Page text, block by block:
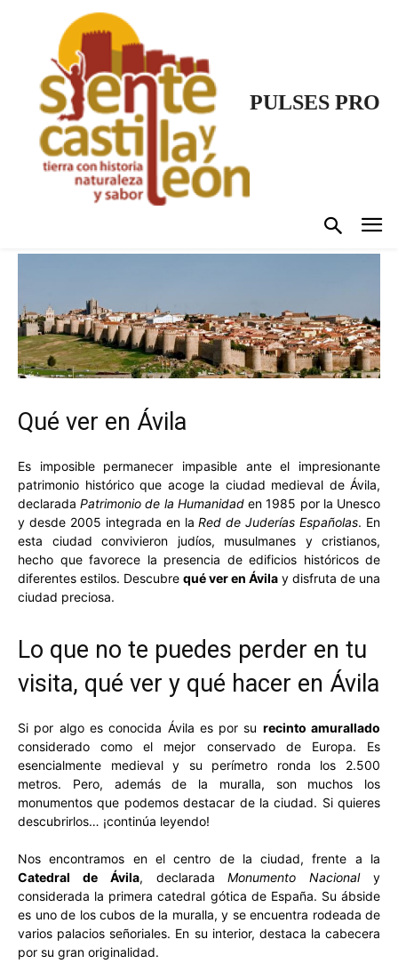
PULSES PRO
Qué ver en Ávila
Es imposible permanecer impasible ante el impresionante
patrimonio histórico que acoge la ciudad medieval de Ávila,
declaradaPatrimonio de la Humanidaden 1985 por la Unesco
y desde 2005 integrada en laRed de Juderías Españolas. En
esta ciudad convivieron judíos, musulmanes y cristianos,
hecho que favorece la presencia de edificios históricos de
diferentes estilos. Descubre qué ver en Ávila y disfruta de una
ciudad preciosa.
Lo que no te puedes perder en tu
visita, qué ver y qué hacer en Ávila
Si por algo es conocida Ávila es por su recinto amurallado
considerado como el mejor conservado de Europa. Es
esencialmente medieval y su perímetro ronda los 2.500
metros. Pero, además de la muralla, son muchos los
monumentos que podemos destacar de la ciudad. Si quieres
descubrirlos… ¡continúa leyendo!
Nos encontramos en el centro de la ciudad, frente a la
Catedral de Ávila, declaradaMonumento Nacionaly
considerada la primera catedral gótica de España. Su ábside
es uno de los cubos de la muralla, y se encuentra rodeada de
varios palacios señoriales. En su interior, destaca la cabecera
por su gran originalidad.